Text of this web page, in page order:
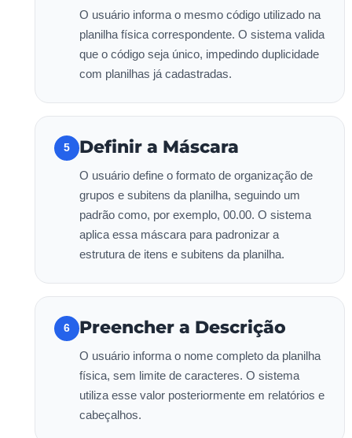
O usuário informa o mesmo código utilizado na
planilha física correspondente. O sistema valida
que o código seja único, impedindo duplicidade
com planilhas já cadastradas.
5 Definir a Máscara
O usuário define o formato de organização de
grupos e subitens da planilha, seguindo um
padrão como, por exemplo, 00.00. O sistema
aplica essa máscara para padronizar a
estrutura de itens e subitens da planilha.
6 Preencher a Descrição
O usuário informa o nome completo da planilha
física, sem limite de caracteres. O sistema
utiliza esse valor posteriormente em relatórios e
cabeçalhos.